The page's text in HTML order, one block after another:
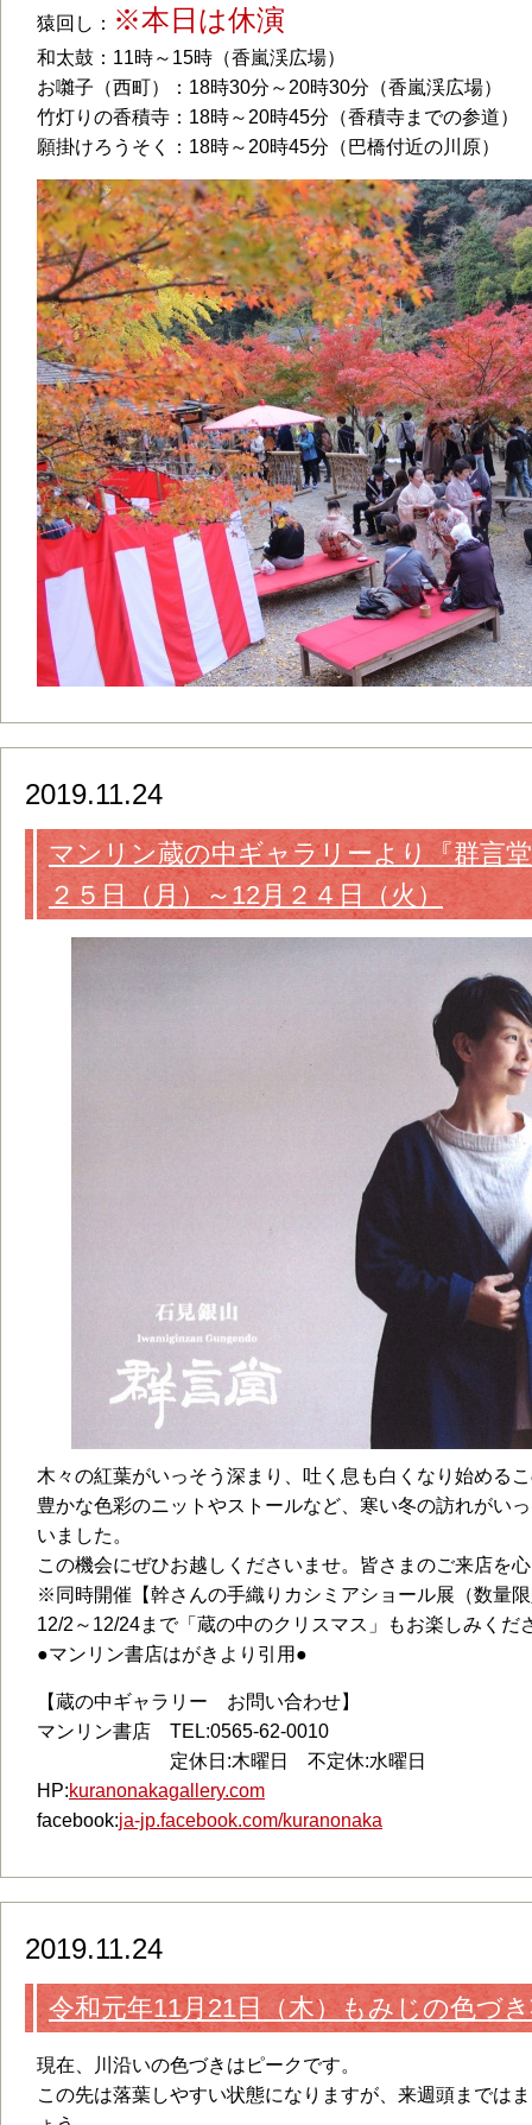
猿回し： ※本日は休演
和太鼓：11時～15時（香嵐渓広場）
お囃子（西町）：18時30分～20時30分（香嵐渓広場）
竹灯りの香積寺：18時～20時45分（香積寺までの参道）
願掛けろうそく：18時～20時45分（巴橋付近の川原）
2019.11.24
マンリン蔵の中ギャラリーより『群言
２５日（月）～12月２４日（火）
木々の紅葉がいっそう深まり、吐く息も白くなり始める
豊かな色彩のニットやストールなど、寒い冬の訪れがい
いました。
この機会にぜひお越しくださいませ。皆さまのご来店を
※同時開催【幹さんの手織りカシミアショール展（数量
12/2～12/24まで「蔵の中のクリスマス」もお楽しみくだ
●マンリン書店はがきより引用●
【蔵の中ギャラリー お問い合わせ】
マンリン書店 TEL:0565-62-0010
定休日:木曜日 不定休:水曜日
HP:kuranonakagallery.com
facebook:ja-jp.facebook.com/kuranonaka
2019.11.24
令和元年11月21日（木）もみじの色づ
現在、川沿いの色づきはピークです。
この先は落葉しやすい状態になりますが、来週頭までは